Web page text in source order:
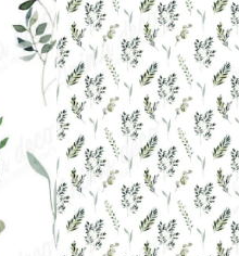
6 Cuotas sin
20% OFF por
15 días hábiles
Incluye
*Las imágenes son
de ancho por el alto
tonos digitales
pantalla.